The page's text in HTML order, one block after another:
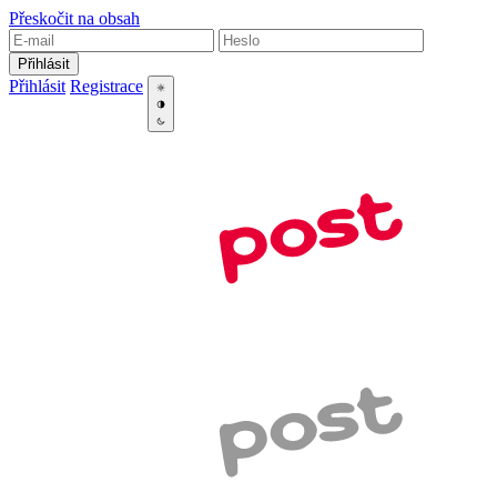
Přeskočit na obsah
Přihlásit
Přihlásit Registrace